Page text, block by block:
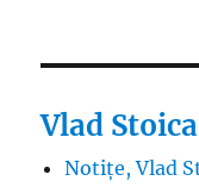
Vlad
Notițe, Vlad